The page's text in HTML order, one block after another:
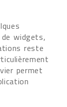
widgets,
reste
permet